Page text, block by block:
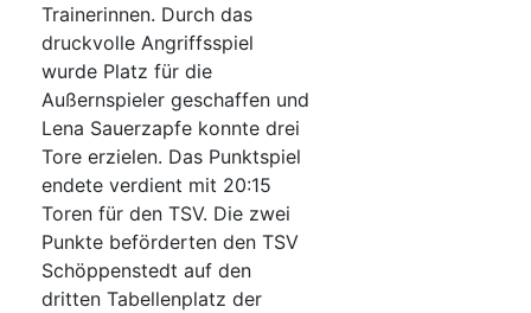
Trainerinnen. Durch das
druckvolle Angriffsspiel
wurde Platz für die
Außernspieler geschaffen und
Lena Sauerzapfe konnte drei
Tore erzielen. Das Punktspiel
endete verdient mit 20:15
Toren für den TSV. Die zwei
Punkte beförderten den TSV
Schöppenstedt auf den
dritten Tabellenplatz der